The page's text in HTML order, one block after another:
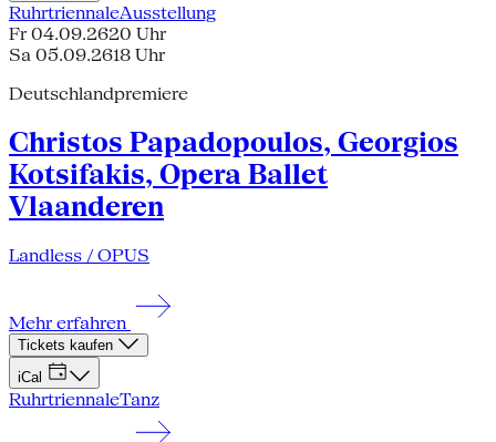
RuhrtriennaleAusstellung
Fr 04.09.2620 Uhr
Sa 05.09.2618 Uhr
Deutschlandpremiere
Christos Papadopoulos, Georgios
Kotsifakis, Opera Ballet
Vlaanderen
Landless / OPUS
Mehr erfahren
Tickets kaufen
iCal
RuhrtriennaleTanz